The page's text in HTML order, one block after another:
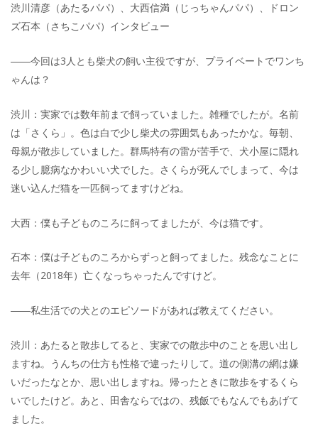
渋川清彦（あたるパパ）、大西信満（じっちゃんパパ）、ドロン
ズ石本（さちこパパ）インタビュー
――今回は3人とも柴犬の飼い主役ですが、プライベートでワンち
ゃんは？
渋川：実家では数年前まで飼っていました。雑種でしたが。名前
は「さくら」。色は白で少し柴犬の雰囲気もあったかな。毎朝、
母親が散歩していました。群馬特有の雷が苦手で、犬小屋に隠れ
る少し臆病なかわいい犬でした。さくらが死んでしまって、今は
迷い込んだ猫を一匹飼ってますけどね。
大西：僕も子どものころに飼ってましたが、今は猫です。
石本：僕は子どものころからずっと飼ってました。残念なことに
去年（2018年）亡くなっちゃったんですけど。
――私生活での犬とのエピソードがあれば教えてください。
渋川：あたると散歩してると、実家での散歩中のことを思い出し
ますね。うんちの仕方も性格で違ったりして。道の側溝の網は嫌
いだったなとか、思い出しますね。帰ったときに散歩をするくら
いでしたけど。あと、田舎ならではの、残飯でもなんでもあげて
ました。